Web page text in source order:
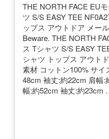
THE NORTH FACE EU
ツ S/S EASY TEE
ップス アウトドア メー
Beware. THE NORTH
ス Tシャツ S/S EASY
シャツ トップス アウト
素材 コットン100% サ
48cm 袖丈:約22cm 肩幅
幅:約52cm 袖丈:約23cm